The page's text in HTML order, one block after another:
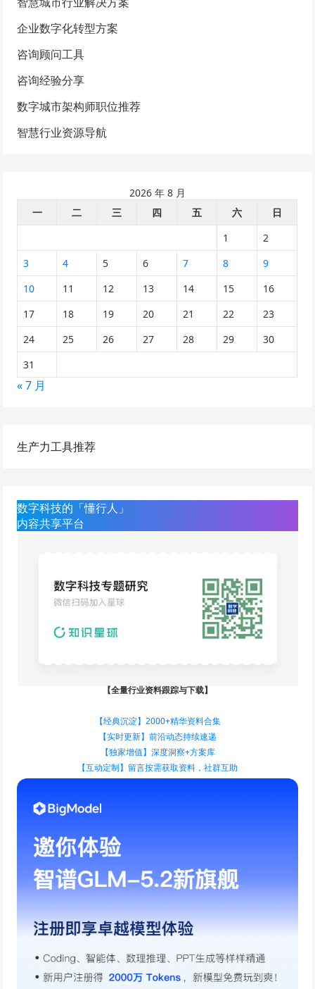
企业数字化转型方案
咨询顾问工具
咨询经验分享
数字城市架构师职位推荐
智慧行业资源导航
2026 年 8 月
一
二 三 四 五 六
日
1
2
3
4 5 6 7 8
9
10
11 12 13 14 15
16
17
18 19 20 21 22
23
24
25 26 27 28 29
30
31
« 7 月
生产力工具推荐
数字科技的「懂行人」
内容共享平台
【全量行业资料跟踪与下载】
【经典沉淀】2000+精华资料合集
【实时更新】前沿动态持续速递
【独家增值】深度洞察+方案库
【互动定制】留言按需获取资料，社群互助